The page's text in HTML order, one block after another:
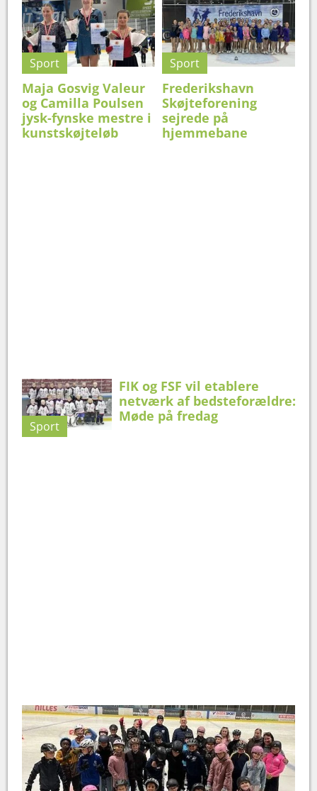
Sport
Maja Gosvig Valeur
og Camilla Poulsen
jysk-fynske mestre i
kunstskøjteløb
Sport
Frederikshavn
Skøjteforening
sejrede på
hjemmebane
Sport
FIK og FSF vil etablere
netværk af bedsteforældre:
Møde på fredag